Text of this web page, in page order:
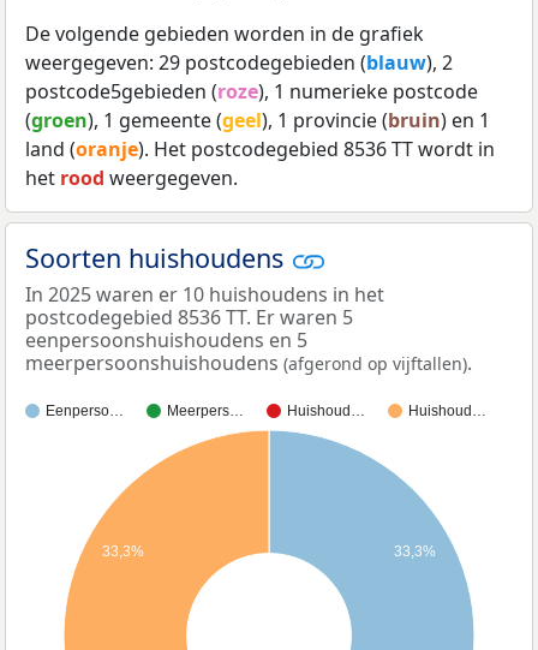
De volgende gebieden worden in de grafiek
weergegeven: 29 postcodegebieden (blauw), 2
postcode5gebieden (roze), 1 numerieke postcode
(groen), 1 gemeente (geel), 1 provincie (bruin) en 1
land (oranje). Het postcodegebied 8536 TT wordt in
het rood weergegeven.
Soorten huishoudens
In 2025 waren er 10 huishoudens in het
postcodegebied 8536 TT. Er waren 5
eenpersoonshuishoudens en 5
meerpersoonshuishoudens (afgerond op vijftallen).
Eenperso… Meerpers… Huishoud… Huishoud…
33,3%
33,3%